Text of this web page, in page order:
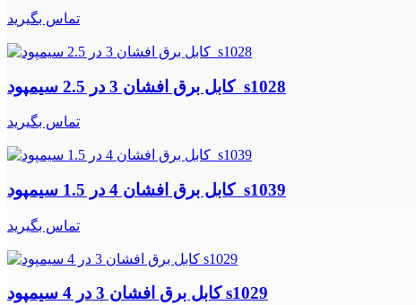
تماس بگیرید
کابل برق افشان 3 در 2.5 سیمپود s1028
تماس بگیرید
کابل برق افشان 4 در 1.5 سیمپود s1039
تماس بگیرید
کابل برق افشان 3 در 4 سیمپود s1029